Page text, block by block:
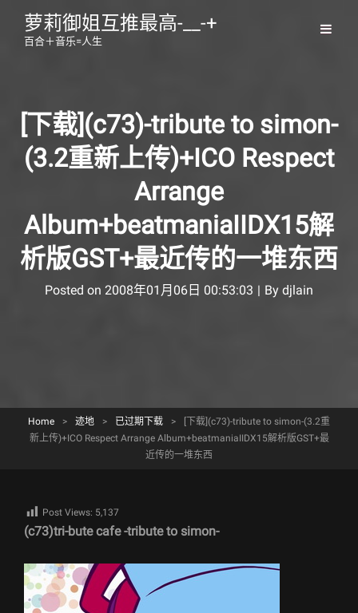
萝莉御姐互推最高-__-+
百合＋音乐=人生
[下载](c73)-tribute to simon-
(3.2重新上传)+ICO Respect
Arrange
Album+beatmaniaIIDX15解
析版GST+最近传的一堆东西
Posted on 2008年01月06日 00:53:03 | By Byline
djlain
Home > 迹地 > 已过期下载 >
[下载](c73)-tribute to simon-(3.2重
新上传)+ICO Respect Arrange Album+beatmaniaIIDX15解析版GST+最
近传的一堆东西
Post Views: 5,137
(c73)tri-bute cafe -tribute to simon-